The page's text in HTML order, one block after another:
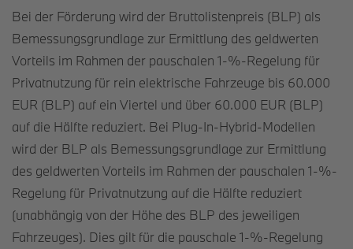
Bei der Förderung wird der Bruttolistenpreis (BLP) als
Bemessungsgrundlage zur Ermittlung des geldwerten
Vorteils im Rahmen der pauschalen 1-%-Regelung für
Privatnutzung für rein elektrische Fahrzeuge bis 60.000
EUR (BLP) auf ein Viertel und über 60.000 EUR (BLP)
auf die Hälfte reduziert. Bei Plug-In-Hybrid-Modellen
wird der BLP als Bemessungsgrundlage zur Ermittlung
des geldwerten Vorteils im Rahmen der pauschalen 1-%-
Regelung für Privatnutzung auf die Hälfte reduziert
(unabhängig von der Höhe des BLP des jeweiligen
Fahrzeuges). Dies gilt für die pauschale 1-%-Regelung